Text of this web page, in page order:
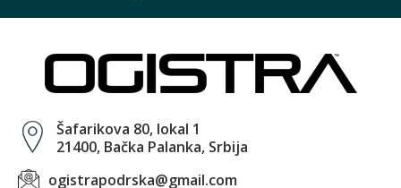
Šafarikova 80, lokal 1
21400, Bačka Palanka, Srbija
ogistrapodrska@gmail.com